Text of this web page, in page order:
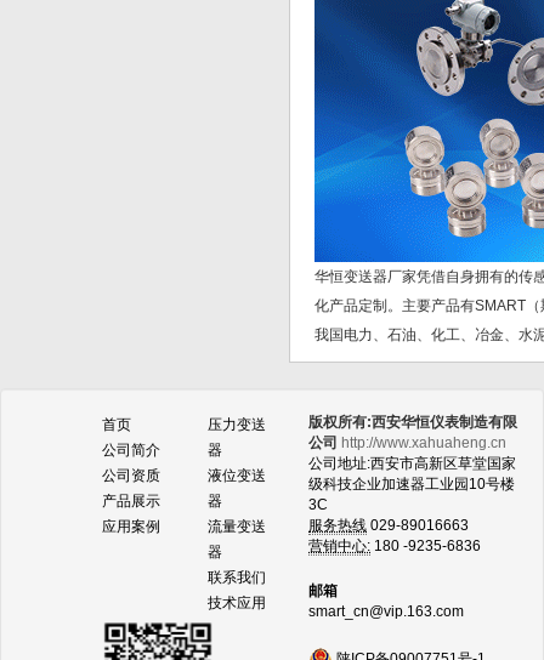
华恒变送器厂家凭借自身拥有的传
化产品定制。主要产品有SMART
我国电力、石油、化工、冶金、水
首页
公司简介
公司资质
产品展示
应用案例
压力变送
器
液位变送
器
流量变送
器
联系我们
技术应用
版权所有:西安华恒仪表制造有限
公司 http://www.xahuaheng.cn
公司地址:西安市高新区草堂国家
级科技企业加速器工业园10号楼
3C
服务热线 029-89016663
营销中心: 180 -9235-6836
邮箱
smart_cn@vip.163.com